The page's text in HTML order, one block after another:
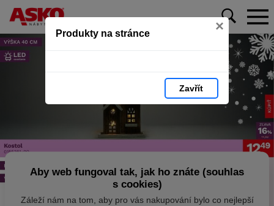
Produkty na stránce ×
Zavřít
Aby web fungoval tak, jak ho znáte (souhlas
s cookies)
Záleží nám na tom, aby pro vás nakupování bylo co nejlepší